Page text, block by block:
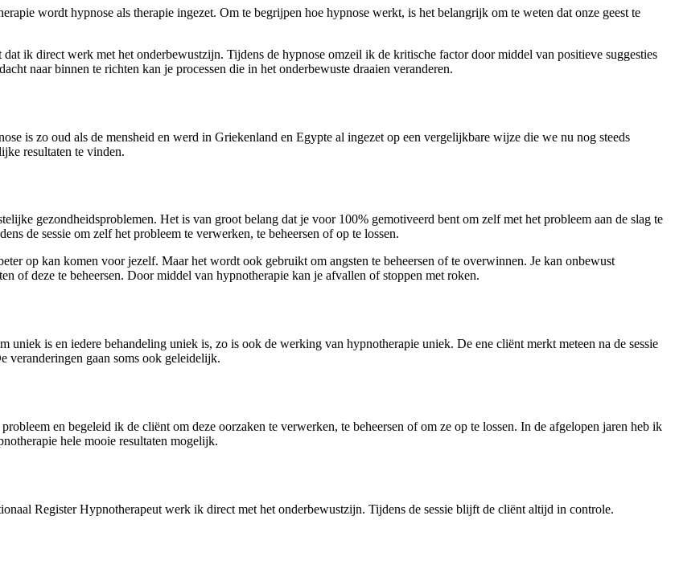
wordt hypnose als therapie ingezet. Om te begrijpen hoe hypnose werkt, is het belangrijk om te weten dat onze geest te
ik direct werk met het onderbewustzijn. Tijdens de hypnose omzeil ik de kritische factor door middel van positieve suggesties
naar binnen te richten kan je processen die in het onderbewuste draaien veranderen.
is zo oud als de mensheid en werd in Griekenland en Egypte al ingezet op een vergelijkbare wijze die we nu nog steeds
resultaten te vinden.
gezondheidsproblemen. Het is van groot belang dat je voor 100% gemotiveerd bent om zelf met het probleem aan de slag te
de sessie om zelf het probleem te verwerken, te beheersen of op te lossen.
op kan komen voor jezelf. Maar het wordt ook gebruikt om angsten te beheersen of te overwinnen. Je kan onbewust
of deze te beheersen. Door middel van hypnotherapie kan je afvallen of stoppen met roken.
is en iedere behandeling uniek is, zo is ook de werking van hypnotherapie uniek. De ene cliënt merkt meteen na de sessie
veranderingen gaan soms ook geleidelijk.
en begeleid ik de cliënt om deze oorzaken te verwerken, te beheersen of om ze op te lossen. In de afgelopen jaren heb ik
hele mooie resultaten mogelijk.
Register Hypnotherapeut werk ik direct met het onderbewustzijn. Tijdens de sessie blijft de cliënt altijd in controle.